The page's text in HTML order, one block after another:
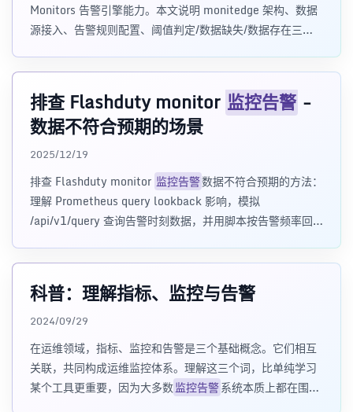
Monitors 告警引擎能力。本文说明 monitedge 架构、数据
源接入、告警规则配置、阈值判定/数据缺失/数据存在三种
排查 Flashduty monitor 监控告警 -
数据不符合预期的场景
2025/12/19
排查 Flashduty monitor 监控告警数据不符合预期的方法：
理解 Prometheus query lookback 影响，模拟
/api/v1/query 查询告警时刻数据，并用脚本按告警频率回
科普：理解指标、监控与告警
2024/09/29
在运维领域，指标、监控和告警是三个基础概念。它们相互
关联，共同构成运维监控体系。理解这三个词，比单纯学习
某个工具更重要，因为大多数监控告警系统本质上都在围绕